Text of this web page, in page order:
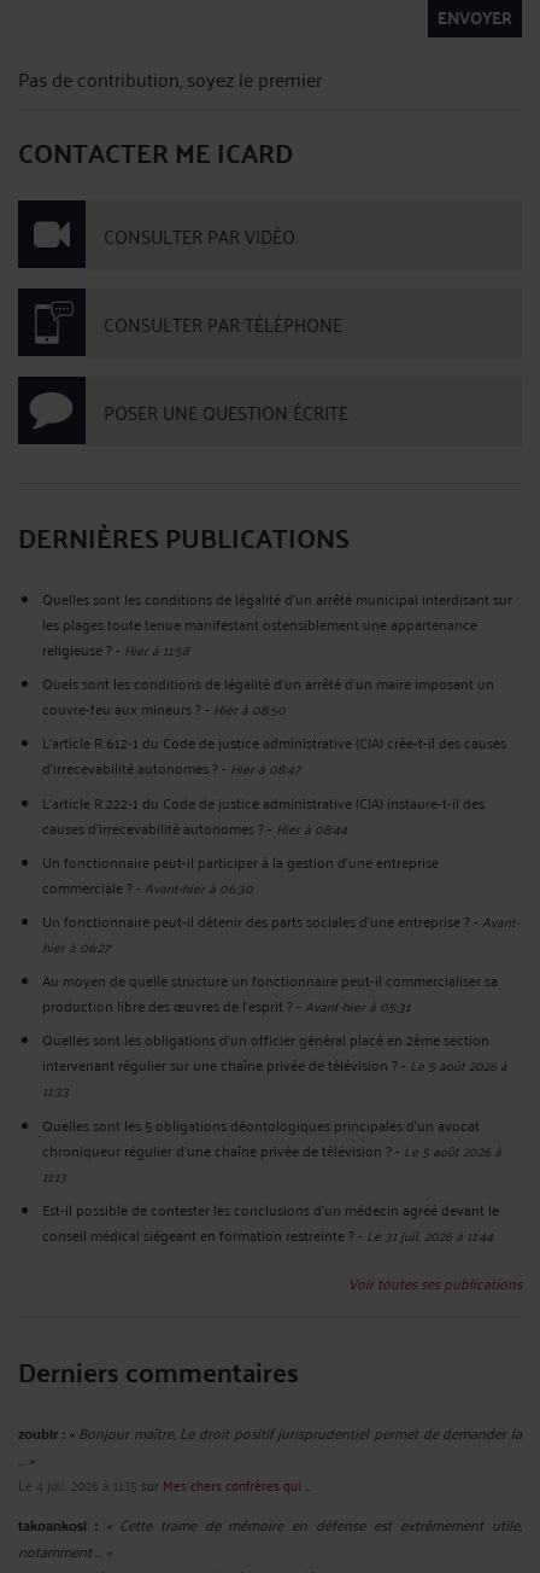
ENVOYER
Pas de contribution, soyez le premier
CONTACTER ME ICARD
CONSULTER PAR VIDÉO
CONSULTER PAR TÉLÉPHONE
POSER UNE QUESTION ÉCRITE
DERNIÈRES PUBLICATIONS
Quelles sont les conditions de légalité d’un arrêté municipal interdisant sur
les plages toute tenue manifestant ostensiblement une appartenance
religieuse ?- Hier à 11:58
Quels sont les conditions de légalité d'un arrêté d'un maire imposant un
couvre-feu aux mineurs ?- Hier à 08:50
L’article R.612‑1 du Code de justice administrative (CJA) crée-t-il des causes
d’irrecevabilité autonomes ?- Hier à 08:47
L’article R.222‑1 du Code de justice administrative (CJA) instaure-t-il des
causes d’irrecevabilité autonomes ?- Hier à 08:44
Un fonctionnaire peut-il participer à la gestion d’une entreprise
commerciale ?-Avant-hier à 06:30
Un fonctionnaire peut-il détenir des parts sociales d’une entreprise ?-Avant-
hier à 06:27
Au moyen de quelle structure un fonctionnaire peut-il commercialiser sa
production libre des œuvres de l’esprit ?-Avant-hier à 05:31
Quelles sont les obligations d’un officier général placé en 2ème section
intervenant régulier sur une chaîne privée de télévision ?- Le 5 août 2026 à
11:33
Quelles sont les 5 obligations déontologiques principales d’un avocat
chroniqueur régulier d’une chaîne privée de télévision ?- Le 5 août 2026 à
11:13
Est-il possible de contester les conclusions d’un médecin agréé devant le
conseil médical siégeant en formation restreinte ?- Le 31 juil. 2026 à 11:44
Voir toutes ses publications
Derniers commentaires
zoubir : « Bonjour maître, Le droit positif jurisprudentiel permet de demander la
... »
Le 4 juil. 2026 à 11:15 sur Mes chers confrères qui ...
takoankosi : « Cette trame de mémoire en défense est extrêmement utile,
notamment ... »